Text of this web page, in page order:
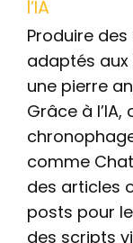
l’IA
Produire
adaptés
une pierre
Grâce à
comme
des articles
posts pour
des scripts